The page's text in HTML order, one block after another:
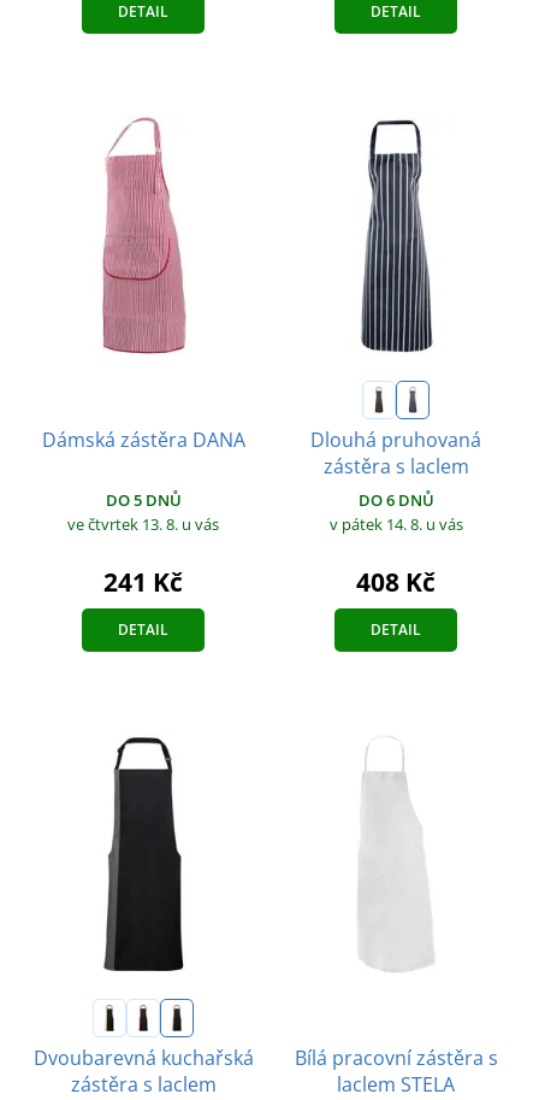
DETAIL DETAIL
Dámská zástěra DANA
DO 5 DNŮ
ve čtvrtek 13. 8. u vás
241 Kč
DETAIL
Dlouhá pruhovaná
zástěra s laclem
DO 6 DNŮ
v pátek 14. 8. u vás
408 Kč
DETAIL
Dvoubarevná kuchařská
zástěra s laclem
Bílá pracovní zástěra s
laclem STELA